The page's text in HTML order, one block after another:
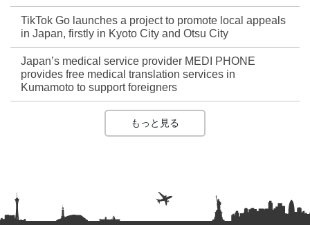
TikTok Go launches a project to promote local appeals
in Japan, firstly in Kyoto City and Otsu City
Japan’s medical service provider MEDI PHONE
provides free medical translation services in
Kumamoto to support foreigners
もっと見る